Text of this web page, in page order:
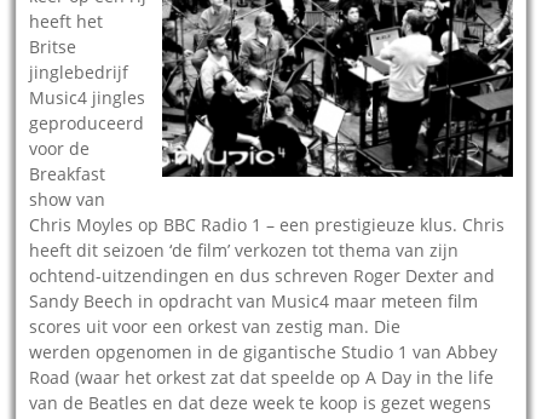
heeft het
Britse
jinglebedrijf
Music4 jingles
geproduceerd
voor de
Breakfast
show van
Chris Moyles op BBC Radio 1 – een prestigieuze klus. Chris
heeft dit seizoen ‘de film’ verkozen tot thema van zijn
ochtend-uitzendingen en dus schreven Roger Dexter and
Sandy Beech in opdracht van Music4 maar meteen film
scores uit voor een orkest van zestig man. Die
werden opgenomen in de gigantische Studio 1 van Abbey
Road (waar het orkest zat dat speelde op A Day in the life
van de Beatles en dat deze week te koop is gezet wegens